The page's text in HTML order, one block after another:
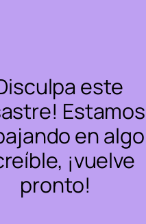
este
Estamos
en algo
¡vuelve
pronto!